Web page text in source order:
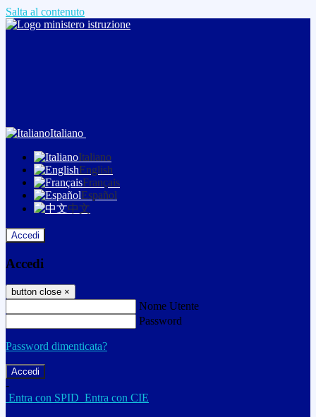
Salta al contenuto
Italiano
Italiano
English
Français
Español
中文
Accedi
Accedi
button close ×
Nome Utente
Password
Password dimenticata?
-
Entra con SPID Entra con CIE